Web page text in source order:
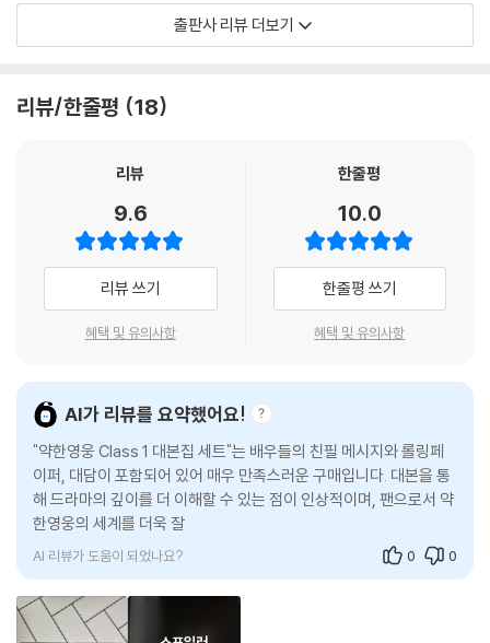
인 선정 2022 최고의 콘텐츠, 씨네21 2022 올해의 시리즈 BEST 10, 한
겨레 2022 올해의 OTT 시리즈, 포브스&틴보그 선정 2022 최고 K-드라
을 뿐만 아니라, 등장인물의 설정과 관계성을 보다 입체적으로 발전시켜
성장 드라마로 완성될 수 있게끔 했다. 또한 넷플릭스 오리지널 시리즈 [D.
P.]로 대한민국에 큰 반향을 일으킨 한준희 감독이 크리에이티브 디렉터
로 참여, 대본 작업을 포함한 제작 전 과정을 함께하며 작품의 완성도를 높
로, 삭제된 씬이 포함된 감독판 오리지널 대본과 미공개 컷을 담은 고품질
스틸, 홍경 배우의 시선으로 기록한 현장 비하인드 컷까지 풍성하게 수록
했다. 또한 주요 장면의 연출 디테일을 한눈에 볼 수 있는 스토리보드와 미
술 감독의 코멘트가 담긴 컨셉 아트 자료 등을 통해 드라마의 완성도를 보
다 입체적으로 만날 수 있도록 구성했다. 여기에 배우들의 친필 메시지와
롤링페이퍼, 유수민 감독과 한준희 크리에이터의 심도 깊은 대담, 박지훈·
최현욱·홍경 배우가 직접 전하는 진솔한 이야기까지 더해, 기존 매체에서
다루지 못한 작품의 내밀한 이야기를 풍성하게 담아내 세계관의 깊이를 확
모 메시지를 수록해 작품 속에 남은 그의 흔적을 기억하고자 했다.
출판사 리뷰 더보기
리뷰/한줄평 18
리뷰
9.6
리뷰 쓰기
혜택 및 유의사항
한줄평
10.0
한줄평 쓰기
혜택 및 유의사항
AI가 리뷰를 요약했어요!
"약한영웅 Class 1 대본집 세트"는 배우들의 친필 메시지와 롤링페
이퍼, 대담이 포함되어 있어 매우 만족스러운 구매입니다. 대본을 통
해 드라마의 깊이를 더 이해할 수 있는 점이 인상적이며, 팬으로서 약
한영웅의 세계를 더욱 잘 느낄 수 있습니다. 각본집을 처음 접하는 독
자에
AI 리뷰가 도움이 되었나요? 0 0